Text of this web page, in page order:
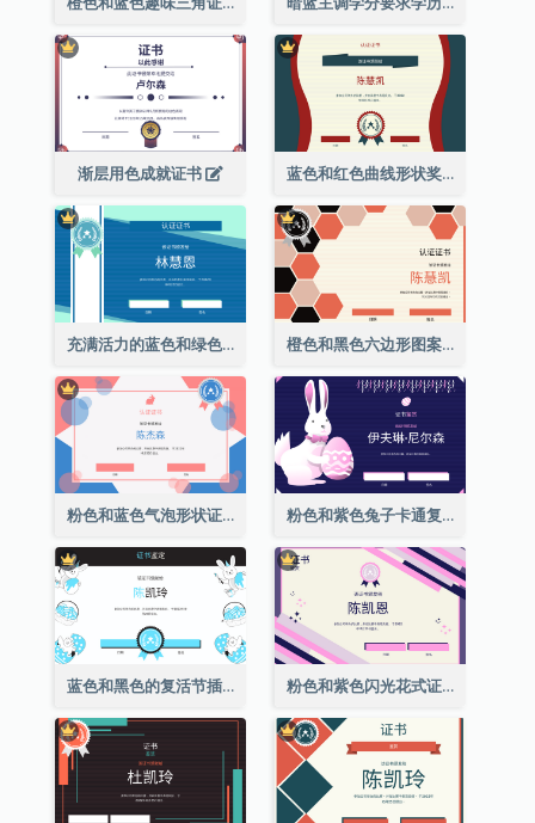
渐层用色成就证书 蓝色和红色曲线形状奖证书
充满活力的蓝色和绿色徽章证书 橙色和黑色六边形图案证书
粉色和蓝色气泡形状证书 粉色和紫色兔子卡通复活节证书
蓝色和黑色的复活节插图证书 粉色和紫色闪光花式证书